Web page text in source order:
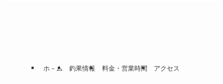
ホ－ム 釣果情報 料金・営業時間 アクセス